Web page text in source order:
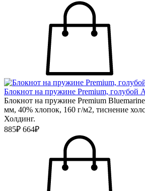
Блокнот на пружине Premium, голубой
Блокнот на пружине Premium
мм, 40% хлопок, 160 г/м2, тиснение
Холдинг.
885₽ 664₽